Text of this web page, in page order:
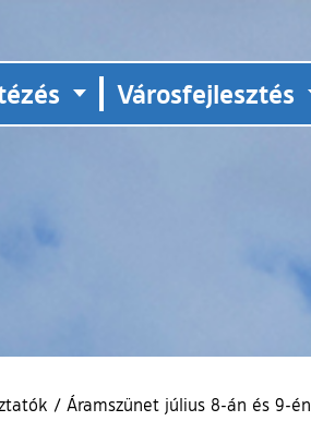
Városfejlesztés
/ Áramszünet július 8-án és 9-én